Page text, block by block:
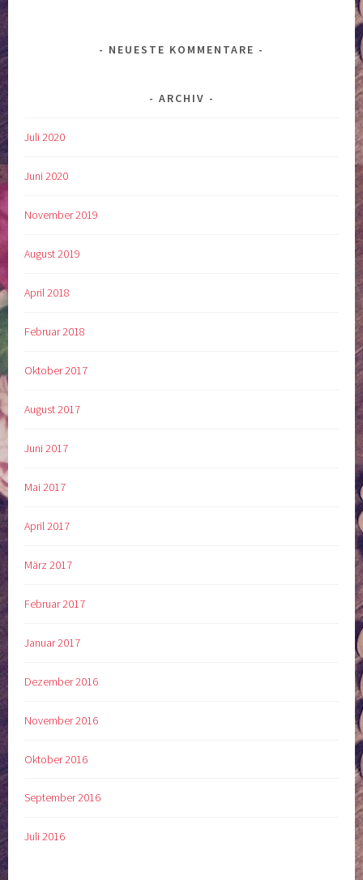
NEUESTE KOMMENTARE
ARCHIV
Juli 2020
Juni 2020
November 2019
August 2019
April 2018
Februar 2018
Oktober 2017
August 2017
Juni 2017
Mai 2017
April 2017
März 2017
Februar 2017
Januar 2017
Dezember 2016
November 2016
Oktober 2016
September 2016
Juli 2016